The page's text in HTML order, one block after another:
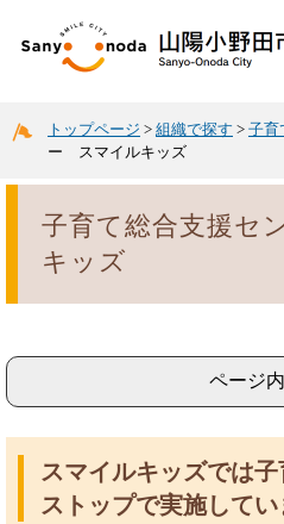
トップページ > 組織で探す > 子育
ー スマイルキッズ
子育て総合支援
キッズ
ページ
スマイルキッズでは
ストップで実施してい